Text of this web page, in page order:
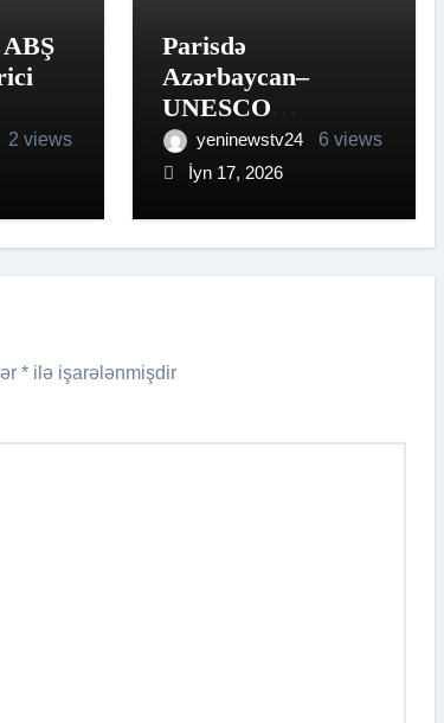
2 views
Parisdə
Azərbaycan–
UNESCO
əməkdaşlığının
perspektivləri
yeninewstv24
6 views
İyn 17, 2026
* ilə işarələnmişdir